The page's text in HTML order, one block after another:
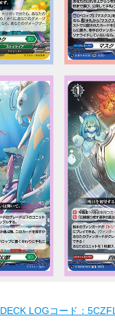
DECK LOGコード：5CZFL